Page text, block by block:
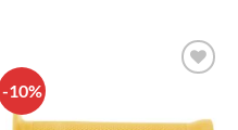
-10%
επιθυμιών